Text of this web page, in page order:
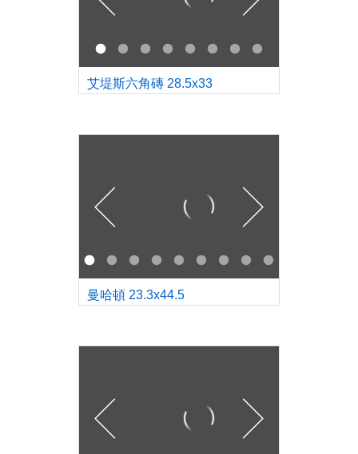
艾堤斯六角磚 28.5x33
曼哈頓 23.3x44.5